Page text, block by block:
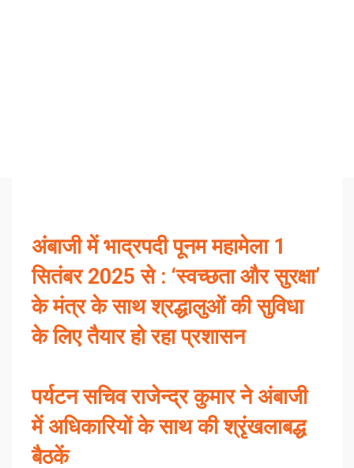
अंबाजी में भाद्रपदी पूनम महामेला 1
सितंबर 2025 से : ‘स्वच्छता और सुरक्षा’
के मंत्र के साथ श्रद्धालुओं की सुविधा
के लिए तैयार हो रहा प्रशासन
पर्यटन सचिव राजेन्द्र कुमार ने अंबाजी
में अधिकारियों के साथ की श्रृंखलाबद्ध
बैठकें